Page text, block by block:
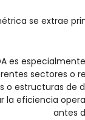
se extrae
es
sectores o
o estructuras de
la eficiencia
antes